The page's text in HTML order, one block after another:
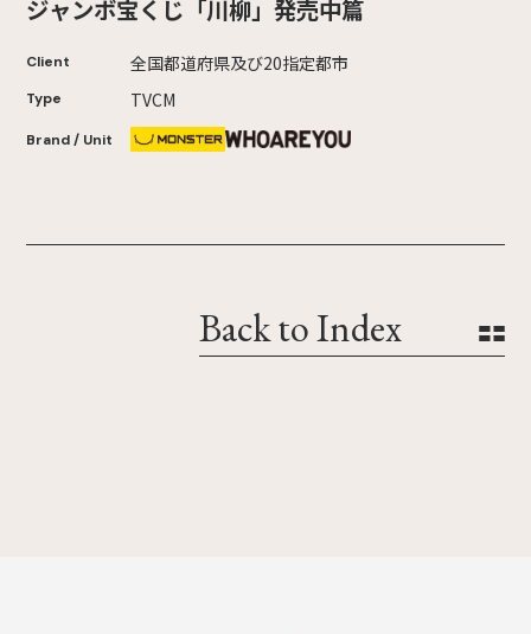
ジャンボ宝くじ「川柳」発売中篇
Client 全国都道府県及び20指定都市
Type TVCM
Brand / Unit
Back to Index